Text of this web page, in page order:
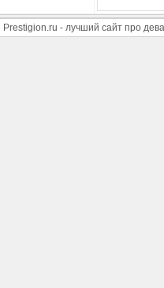
Prestigion.ru - лучший сайт про